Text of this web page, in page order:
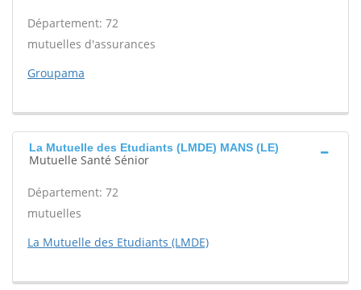
Département: 72
mutuelles d'assurances
Groupama
La Mutuelle des Etudiants (LMDE) MANS (LE)
Mutuelle Santé Sénior
Département: 72
mutuelles
La Mutuelle des Etudiants (LMDE)